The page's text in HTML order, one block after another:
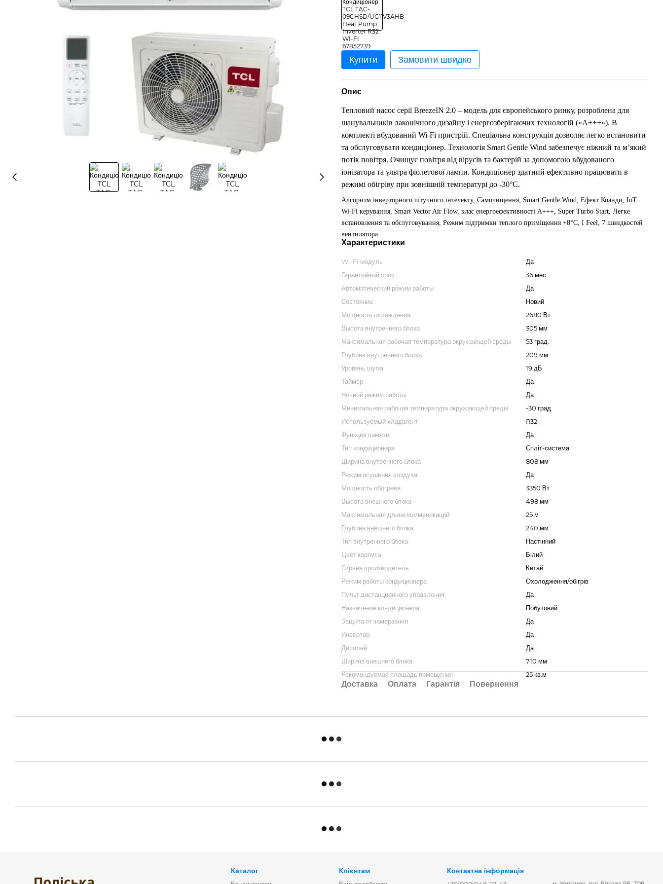
Купити Замовити швидко
Опис
Тепловий насос серії BreezeIN 2.0 – модель для європейського ринку, розроблена для
шанувальників лаконічного дизайну і енергозберігаючих технологій («А+++»). В
комплекті вбудований Wi-Fi пристрій. Спеціальна конструкція дозволяє легко встановити
та обслуговувати кондиціонер. Технологія Smart Gentle Wind забезпечує ніжний та м’який
потік повітря. Очищує повітря від вірусів та бактерій за допомогою вбудованого
іонізатора та ультра фіолетової лампи. Кондиціонер здатний ефективно працювати в
режимі обігріву при зовнішній температурі до -30°C.
Алгоритм інверторного штучного інтелекту, Самочищення, Smart Gentle Wind, Ефект Коанди, IoT
Wi-Fi керування, Smart Vector Air Flow, клас енергоефективності А+++, Super Turbo Start, Легке
встановлення та обслуговування, Режим підтримки теплого приміщення +8°C, I Feel, 7 швидкостей
вентилятора
Характеристики
Wi-Fi модуль
Да
Гарантийный срок
36 мес
Автоматический режим работы
Да
Состояние
Новий
Мощность охлаждения
2680 Вт
Высота внутреннего блока
305 мм
Максимальная рабочая температура окружающей среды
53 град.
Глубина внутреннего блока
209 мм
Уровень шума
19 дБ
Таймер
Да
Ночной режим работы
Да
Минимальная рабочая температура окружающей среды
-30 град.
Используемый хладагент
R32
Функция памяти
Да
Тип кондиционера
Спліт-система
Ширина внутреннего блока
808 мм
Режим осушения воздуха
Да
Мощность обогрева
3350 Вт
Высота внешнего блока
498 мм
Максимальная длина коммуникаций
25 м
Глубина внешнего блока
240 мм
Тип внутреннего блока
Настінний
Цвет корпуса
Білий
Страна производитель
Китай
Режим работы кондиционера
Охолодження/обігрів
Пульт дистанционного управления
Да
Назначение кондиционера
Побутовий
Защита от замерзания
Да
Инвертор
Да
Дисплей
Да
Ширина внешнего блока
710 мм
Рекомендуемая площадь помещения
25 кв.м
Доставка Оплата Гарантія Повернення
Каталог
Клієнтам
Контактна інформація